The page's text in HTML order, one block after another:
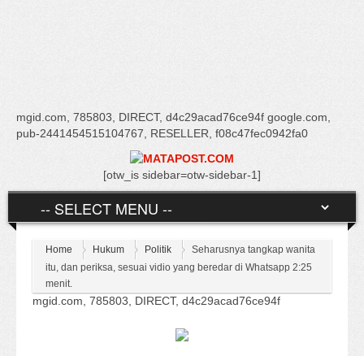
mgid.com, 785803, DIRECT, d4c29acad76ce94f google.com,
pub-2441454515104767, RESELLER, f08c47fec0942fa0
[otw_is sidebar=otw-sidebar-1]
Home Hukum Politik
Seharusnya tangkap wanita
itu, dan periksa, sesuai vidio yang beredar di Whatsapp 2:25
menit.
mgid.com, 785803, DIRECT, d4c29acad76ce94f